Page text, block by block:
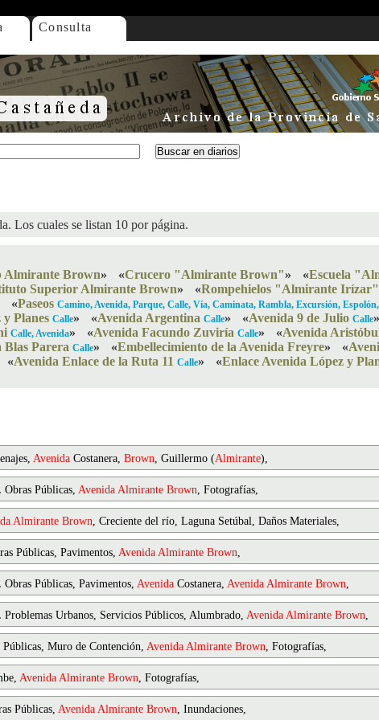
Consulta
Los cuales se listan 10 por página.
Almirante Brown» «Crucero "Almirante Brown"» «Escuela
Superior Almirante Brown» «Rompehielos "Almirante Irízar"
«Paseos Camino, Avenida, Parque, Calle, Vía, Caminata, Rambla, Excursión,
Planes Calle» «Avenida Argentina Calle» «Avenida 9 de Julio Calle»
Calle, Avenida» «Avenida Facundo Zuviría Calle» «Avenida
Blas Parera Calle» «Embellecimiento de la Avenida Freyre» «
«Avenida Enlace de la Ruta 11 Calle» «Enlace Avenida López y
Avenida Costanera, Brown, Guillermo (Almirante),
. Obras Públicas, Avenida Almirante Brown, Fotografías,
Almirante Brown, Creciente del río, Laguna Setúbal, Daños Materiales,
Públicas, Pavimentos, Avenida Almirante Brown,
. Obras Públicas, Pavimentos, Avenida Costanera, Avenida Almirante Brown,
. Problemas Urbanos, Servicios Públicos, Alumbrado, Avenida Almirante Brown,
Públicas, Muro de Contención, Avenida Almirante Brown, Fotografías,
Avenida Almirante Brown, Fotografías,
Públicas, Avenida Almirante Brown, Inundaciones,